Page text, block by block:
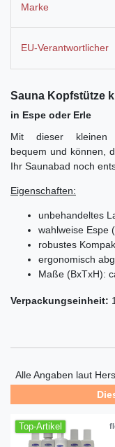
Marke
EU-Verantwortlicher
Sauna Kopfstütze
in Espe oder Erle
Mit dieser
bequem und können,
Ihr Saunabad noch
Eigenschaften:
unbehandeltes
wahlweise Espe
robustes
ergonomisch
Maße (BxTxH):
Verpackungseinheit:
Alle Angaben laut
Top-Artikel